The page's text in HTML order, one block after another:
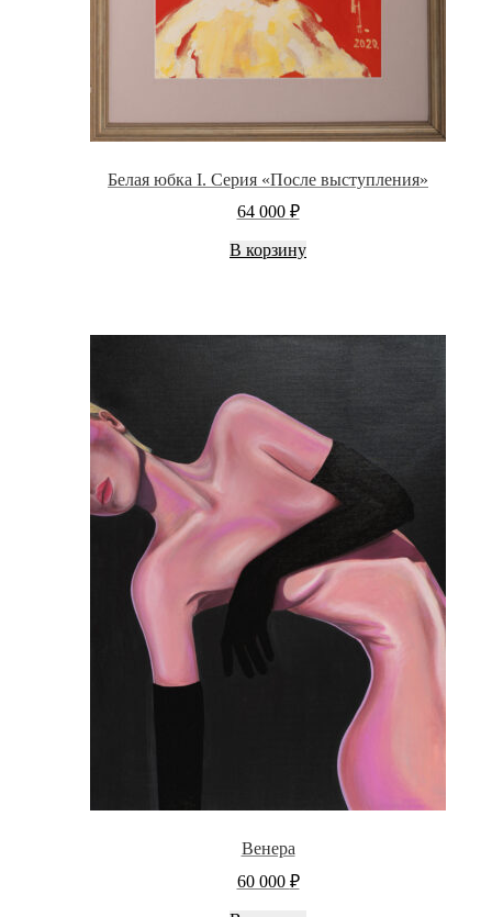
Белая юбка I. Серия «После выступления»
64 000 ₽
В корзину
Венера
60 000 ₽